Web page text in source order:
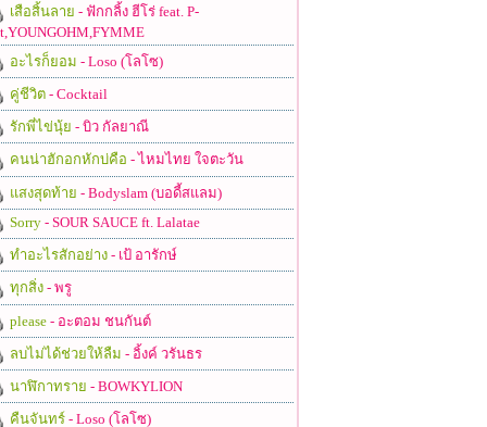
เสือสิ้นลาย - ฟักกลิ้ง ฮีโร่ feat. P-
อะไรก็ยอม - Loso (โลโซ)
คู่ชีวิต- Cocktail
รักพี่ไข่นุ้ย - บิว กัลยาณี
คนน่าฮักอกหักบ่คือ - ไหมไทย ใจตะวัน
แสงสุดท้าย - Bodyslam (บอดี้สแลม)
Sorry- SOUR SAUCE ft. Lalatae
ทำอะไรสักอย่าง- เป้ อารักษ์
ทุกสิ่ง- พรู
please- อะตอม ชนกันต์
ลบไม่ได้ช่วยให้ลืม - อิ้งค์ วรันธร
นาฬิกาทราย - BOWKYLION
คืนจันทร์- Loso (โลโซ)